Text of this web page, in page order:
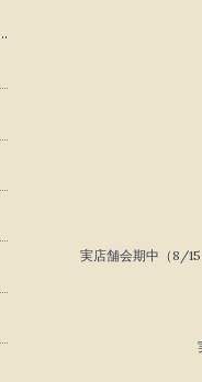
実店舗会期中（8/